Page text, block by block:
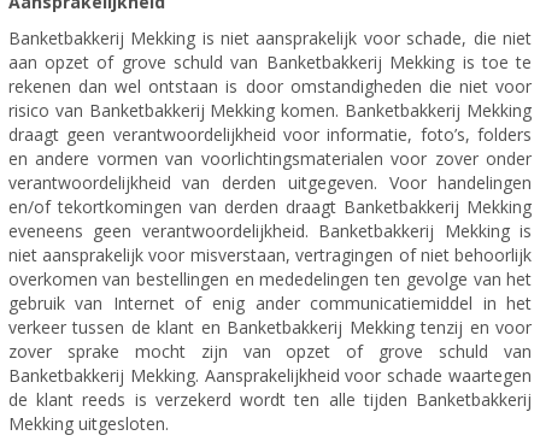
Banketbakkerij Mekking is niet aansprakelijk voor schade, die niet
aan opzet of grove schuld van Banketbakkerij Mekking is toe te
rekenen dan wel ontstaan is door omstandigheden die niet voor
risico van Banketbakkerij Mekking komen. Banketbakkerij Mekking
draagt geen verantwoordelijkheid voor informatie, foto’s, folders
en andere vormen van voorlichtingsmaterialen voor zover onder
verantwoordelijkheid van derden uitgegeven. Voor handelingen
en/of tekortkomingen van derden draagt Banketbakkerij Mekking
eveneens geen verantwoordelijkheid. Banketbakkerij Mekking is
niet aansprakelijk voor misverstaan, vertragingen of niet behoorlijk
overkomen van bestellingen en mededelingen ten gevolge van het
gebruik van Internet of enig ander communicatiemiddel in het
verkeer tussen de klant en Banketbakkerij Mekking tenzij en voor
zover sprake mocht zijn van opzet of grove schuld van
Banketbakkerij Mekking. Aansprakelijkheid voor schade waartegen
de klant reeds is verzekerd wordt ten alle tijden Banketbakkerij
Mekking uitgesloten.